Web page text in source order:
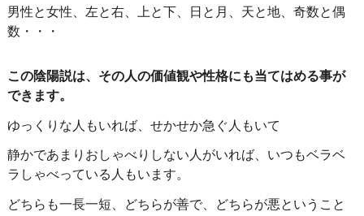
男性と女性、左と右、上と下、日と月、天と地、奇数と偶
数・・・
この陰陽説は、その人の価値観や性格にも当てはめる事が
できます。
ゆっくりな人もいれば、せかせか急ぐ人もいて
静かであまりおしゃべりしない人がいれば、いつもベラベ
ラしゃべっている人もいます。
どちらも一長一短、どちらが善で、どちらが悪ということ